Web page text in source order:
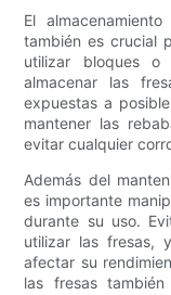
El
también es crucial
utilizar bloques
almacenar las
expuestas a
mantener las
evitar cualquier
Además del
es importante
durante su uso.
utilizar las fresas,
afectar su
las fresas